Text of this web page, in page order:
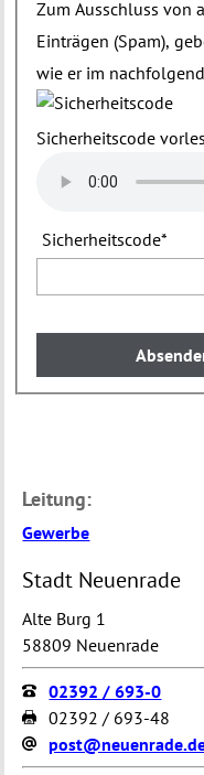
Zum Ausschluss von
Einträgen (Spam),
wie er im
Sicherheitscode
Sicherheitscode*
Leitung:
Gewerbe
Stadt Neuenrade
Alte Burg 1
58809 Neuenrade
02392 / 693-0
02392 / 693-48